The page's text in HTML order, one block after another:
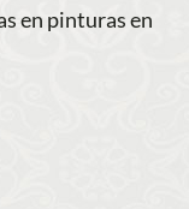
en pinturas en